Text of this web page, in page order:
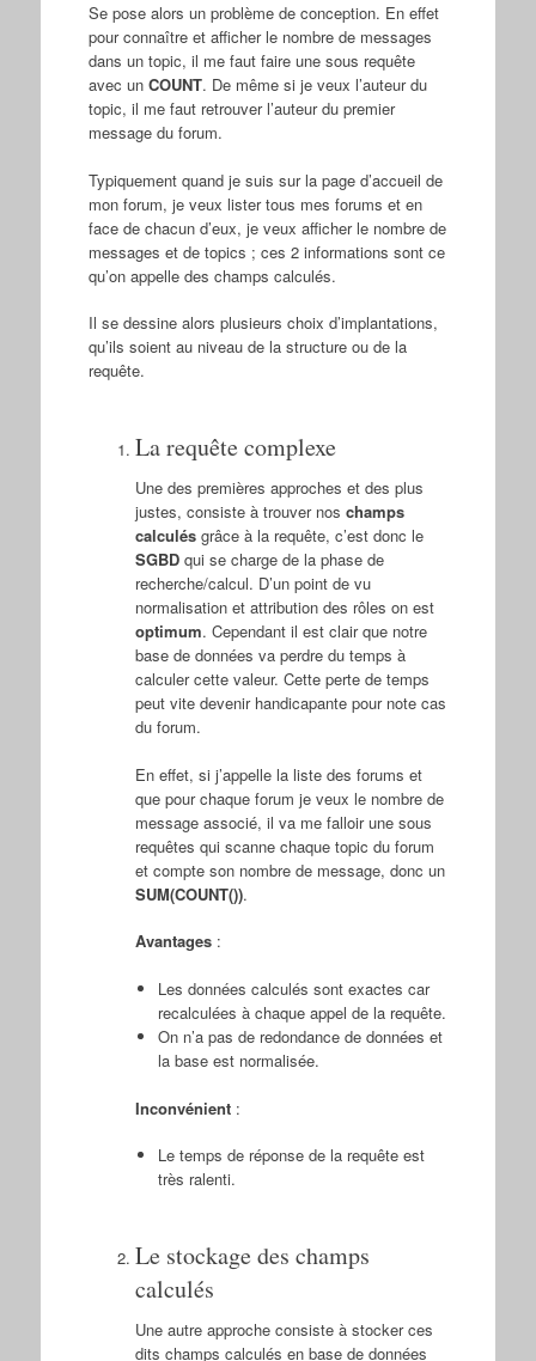
Se pose alors un problème de conception. En effet
pour connaître et afficher le nombre de messages
dans un topic, il me faut faire une sous requête
avec un COUNT. De même si je veux l’auteur du
topic, il me faut retrouver l’auteur du premier
message du forum.
Typiquement quand je suis sur la page d’accueil de
mon forum, je veux lister tous mes forums et en
face de chacun d’eux, je veux afficher le nombre de
messages et de topics ; ces 2 informations sont ce
qu’on appelle des champs calculés.
Il se dessine alors plusieurs choix d’implantations,
qu’ils soient au niveau de la structure ou de la
requête.
La requête complexe
Une des premières approches et des plus
justes, consiste à trouver nos champs
calculésgrâce à la requête, c’est donc le
SGBDqui se charge de la phase de
recherche/calcul. D’un point de vu
normalisation et attribution des rôles on est
optimum. Cependant il est clair que notre
base de données va perdre du temps à
calculer cette valeur. Cette perte de temps
peut vite devenir handicapante pour note cas
du forum.
En effet, si j’appelle la liste des forums et
que pour chaque forum je veux le nombre de
message associé, il va me falloir une sous
requêtes qui scanne chaque topic du forum
et compte son nombre de message, donc un
SUM(COUNT()).
Avantages:
Les données calculés sont exactes car
recalculées à chaque appel de la requête.
On n’a pas de redondance de données et
la base est normalisée.
Inconvénient:
Le temps de réponse de la requête est
très ralenti.
Le stockage des champs
calculés
Une autre approche consiste à stocker ces
dits champs calculés en base de données